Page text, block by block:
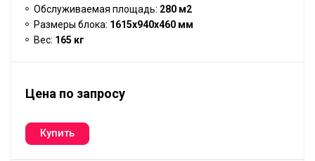
Обслуживаемая площадь: 280 м2
Размеры блока: 1615x940x460 мм
Вес: 165 кг
Цена по запросу